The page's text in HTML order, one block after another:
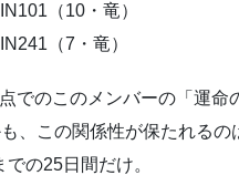
（10・竜）
（7・竜）
でのこのメンバーの「運
、この関係性が保たれる
の25日間だけ。